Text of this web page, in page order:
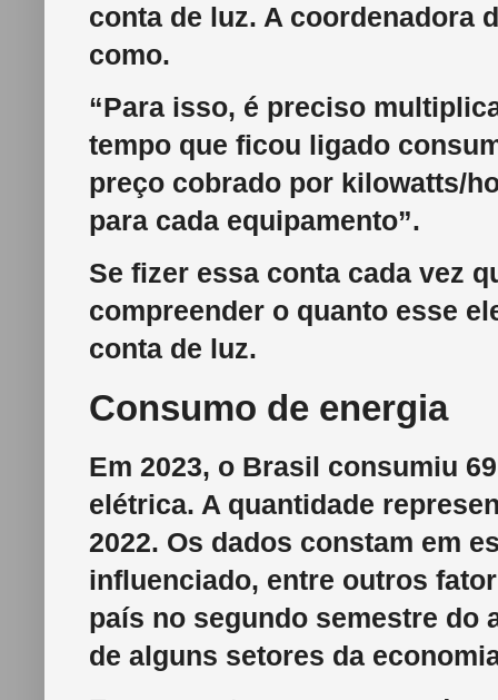
conta de luz. A coordenadora
como.
“Para isso, é preciso
tempo que ficou ligado
preço cobrado por kilowatts/
para cada equipamento”.
Se fizer essa conta cada vez
compreender o quanto esse
conta de luz.
Consumo de energia
Em 2023, o Brasil consumiu
elétrica. A quantidade
2022. Os dados constam em
influenciado, entre outros
país no segundo semestre do
de alguns setores da